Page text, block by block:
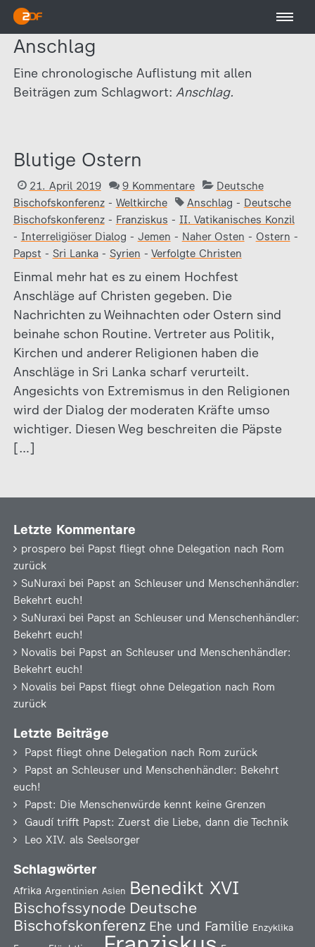
Anschlag
Eine chronologische Auflistung mit allen
Beiträgen zum Schlagwort: Anschlag.
Blutige Ostern
21. April 2019 9 Kommentare
Deutsche
Bischofskonferenz- Weltkirche Anschlag - Deutsche
Bischofskonferenz- Franziskus - II. Vatikanisches Konzil
- Interreligiöser Dialog - Jemen - Naher Osten - Ostern -
Papst - Sri Lanka- Syrien - Verfolgte Christen
Einmal mehr hat es zu einem Hochfest
Anschläge auf Christen gegeben. Die
Nachrichten zu Weihnachten oder Ostern sind
beinahe schon Routine. Vertreter aus Politik,
Kirchen und anderer Religionen haben die
Anschläge in Sri Lanka scharf verurteilt.
Angesichts von Extremismus in den Religionen
wird der Dialog der moderaten Kräfte umso
wichtiger. Diesen Weg beschreiten die Päpste
[…]
Letzte Kommentare
prospero bei Papst fliegt ohne Delegation nach Rom
zurück
SuNuraxi bei Papst an Schleuser und Menschenhändler:
Bekehrt euch!
SuNuraxi bei Papst an Schleuser und Menschenhändler:
Bekehrt euch!
Novalis bei Papst an Schleuser und Menschenhändler:
Bekehrt euch!
Novalis bei Papst fliegt ohne Delegation nach Rom
zurück
Letzte Beiträge
Papst fliegt ohne Delegation nach Rom zurück
Papst an Schleuser und Menschenhändler: Bekehrt
euch!
Papst: Die Menschenwürde kennt keine Grenzen
Gaudí trifft Papst: Zuerst die Liebe, dann die Technik
Leo XIV. als Seelsorger
Schlagwörter
Afrika Argentinien Asien Benedikt XVI
Bischofssynode Deutsche
Bischofskonferenz Ehe und Familie Enzyklika